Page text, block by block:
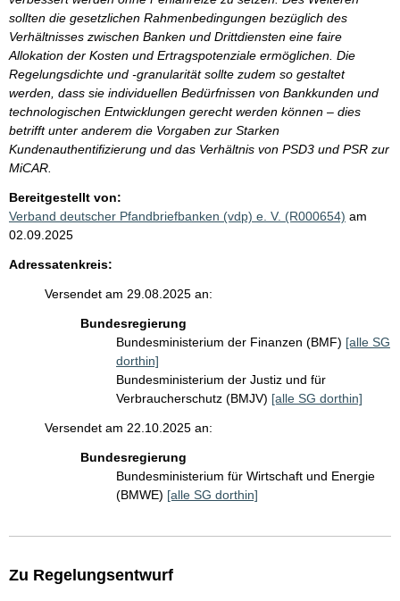
sollten die gesetzlichen Rahmenbedingungen bezüglich des
Verhältnisses zwischen Banken und Drittdiensten eine faire
Allokation der Kosten und Ertragspotenziale ermöglichen. Die
Regelungsdichte und -granularität sollte zudem so gestaltet
werden, dass sie individuellen Bedürfnissen von Bankkunden und
technologischen Entwicklungen gerecht werden können – dies
betrifft unter anderem die Vorgaben zur Starken
Kundenauthentifizierung und das Verhältnis von PSD3 und PSR zur
MiCAR.
Bereitgestellt von:
Verband deutscher Pfandbriefbanken (vdp) e. V. (R000654) am
02.09.2025
Adressatenkreis:
Versendet am 29.08.2025 an:
Bundesregierung
Bundesministerium der Finanzen (BMF) [alle SG
dorthin]
Bundesministerium der Justiz und für
Verbraucherschutz (BMJV) [alle SG dorthin]
Versendet am 22.10.2025 an:
Bundesregierung
Bundesministerium für Wirtschaft und Energie
(BMWE) [alle SG dorthin]
Zu Regelungsentwurf